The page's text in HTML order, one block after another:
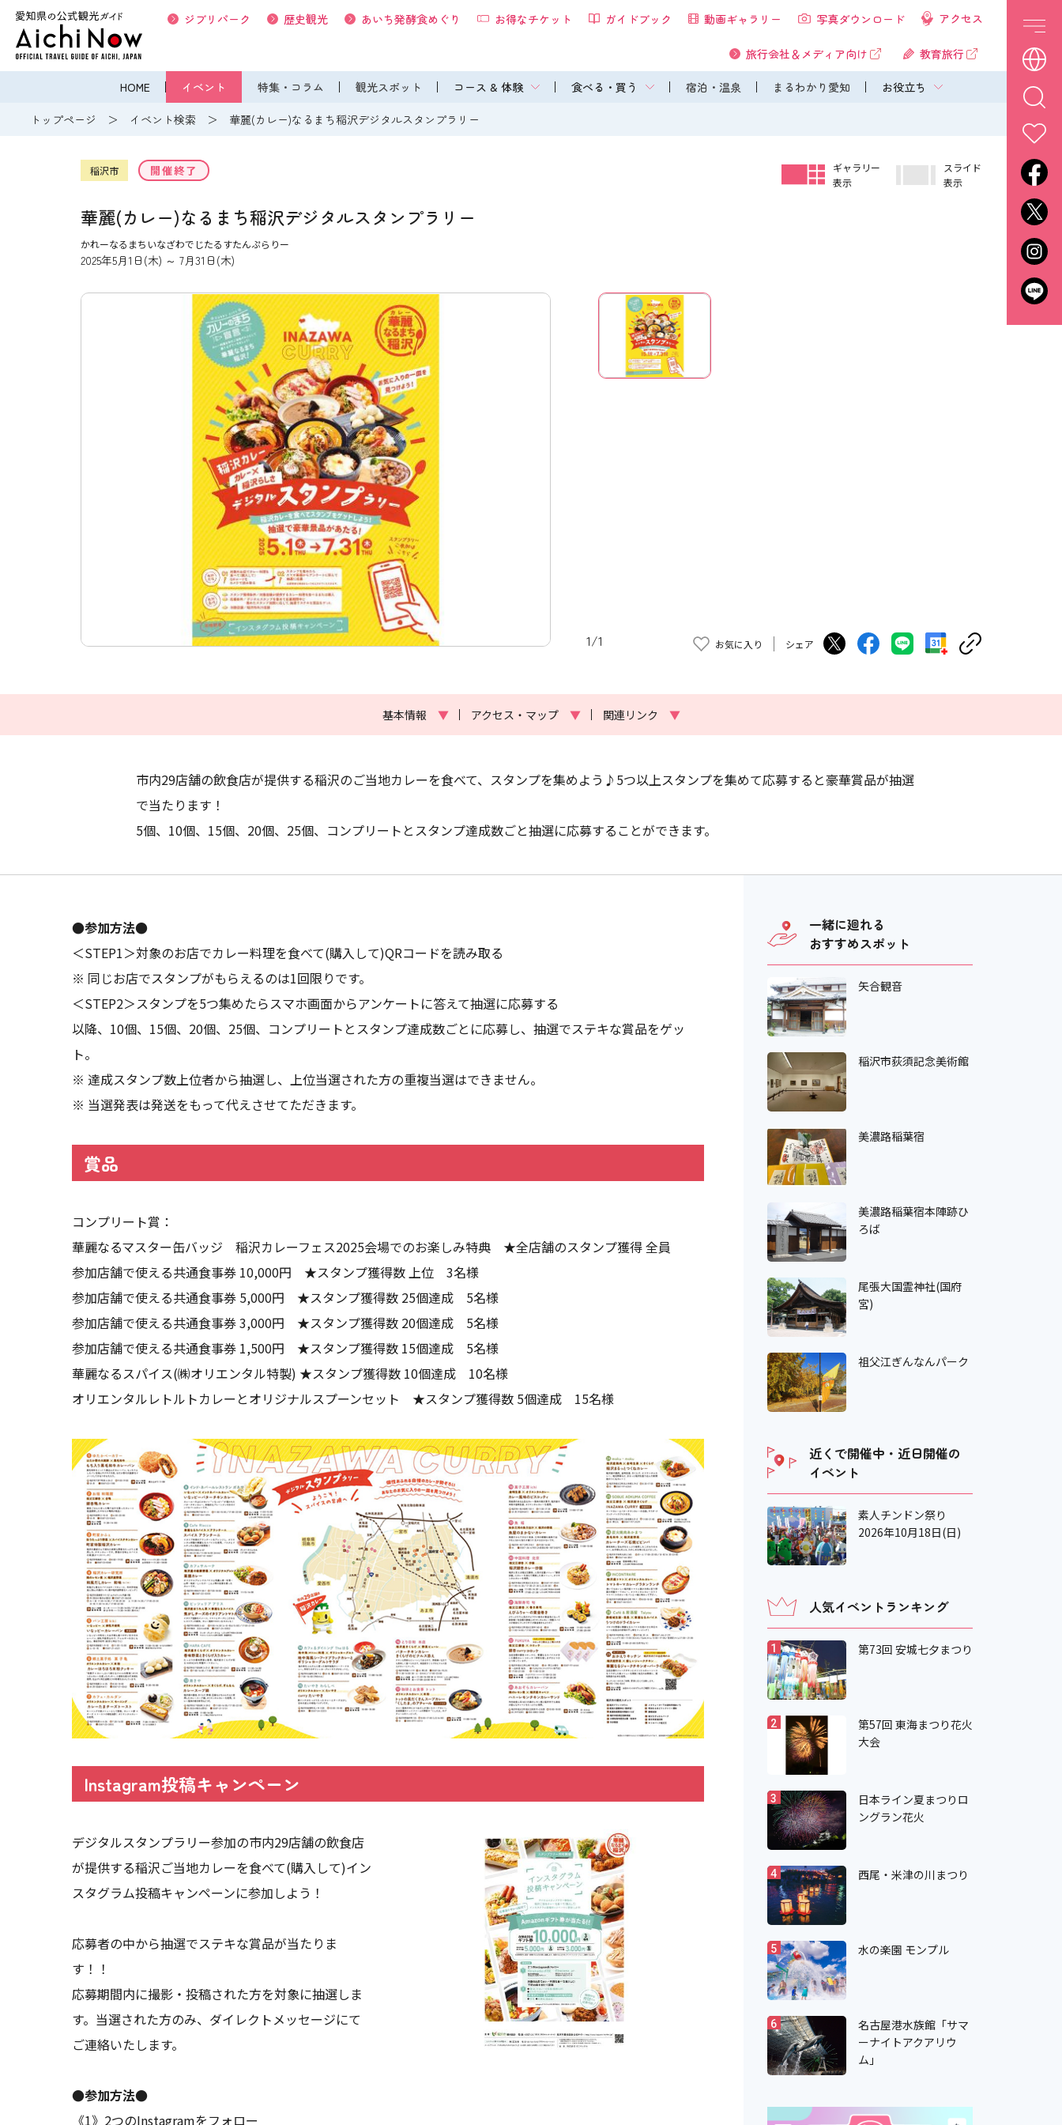
HOME イベント 特集・コラム 観光スポット コース & 体験 食べる・買う 宿泊・温泉 まるわかり愛知 お役立ち
ジブリパーク 歴史観光 あいち発酵食めぐり お得なチケット ガイドブック 動画ギャラリー 写真ダウンロード アクセス
旅行会社＆メディア向け 教育旅行
トップページ イベント検索 華麗(カレー)なるまち稲沢デジタルスタンプラリー
稲沢市 開催終了
華麗(カレー)なるまち稲沢デジタルスタンプラリー
かれーなるまちいなざわでじたるすたんぷらりー
2025年5月1日(木) ～ 7月31日(木)
ギャラリー
表示
スライド
表示
1/1 お気に入り シェア
基本情報 ▼ アクセス・マップ ▼ 関連リンク ▼
市内29店舗の飲食店が提供する稲沢のご当地カレーを食べて、スタンプを集めよう♪5つ以上スタンプを集めて応募すると豪華賞品が抽選
で当たります！
5個、10個、15個、20個、25個、コンプリートとスタンプ達成数ごと抽選に応募することができます。
●参加方法●
＜STEP1＞対象のお店でカレー料理を食べて(購入して)QRコードを読み取る
※ 同じお店でスタンプがもらえるのは1回限りです。
＜STEP2＞スタンプを5つ集めたらスマホ画面からアンケートに答えて抽選に応募する
以降、10個、15個、20個、25個、コンプリートとスタンプ達成数ごとに応募し、抽選でステキな賞品をゲッ
ト。
※ 達成スタンプ数上位者から抽選し、上位当選された方の重複当選はできません。
※ 当選発表は発送をもって代えさせてただきます。
賞品
コンプリート賞：
華麗なるマスター缶バッジ 稲沢カレーフェス2025会場でのお楽しみ特典 ★全店舗のスタンプ獲得 全員
参加店舗で使える共通食事券 10,000円 ★スタンプ獲得数 上位 3名様
参加店舗で使える共通食事券 5,000円 ★スタンプ獲得数 25個達成 5名様
参加店舗で使える共通食事券 3,000円 ★スタンプ獲得数 20個達成 5名様
参加店舗で使える共通食事券 1,500円 ★スタンプ獲得数 15個達成 5名様
華麗なるスパイス(㈱オリエンタル特製) ★スタンプ獲得数 10個達成 10名様
オリエンタルレトルトカレーとオリジナルスプーンセット ★スタンプ獲得数 5個達成 15名様
Instagram投稿キャンペーン
デジタルスタンプラリー参加の市内29店舗の飲食店
が提供する稲沢ご当地カレーを食べて(購入して)イン
スタグラム投稿キャンペーンに参加しよう！
応募者の中から抽選でステキな賞品が当たりま
す！！
応募期間内に撮影・投稿された方を対象に抽選しま
す。当選された方のみ、ダイレクトメッセージにて
ご連絡いたします。
●参加方法●
《1》2つのInstagramをフォロー
一緒に廻れる
おすすめスポット
矢合観音
稲沢市荻須記念美術館
美濃路稲葉宿
美濃路稲葉宿本陣跡ひ
ろば
尾張大国霊神社(国府
宮)
祖父江ぎんなんパーク
近くで開催中・近日開催の
イベント
素人チンドン祭り
2026年10月18日(日)
人気イベントランキング
1 第73回 安城七夕まつり
2
第57回 東海まつり花火
大会
3
日本ライン夏まつりロ
ングラン花火
4 西尾・米津の川まつり
5 水の楽園 モンプル
6
名古屋港水族館「サマ
ーナイトアクアリウ
ム」